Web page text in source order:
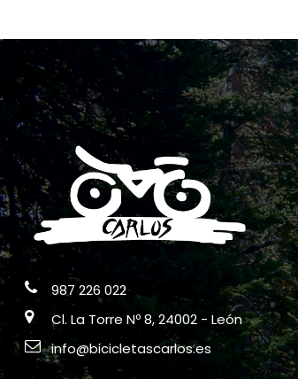
987 226 022
Cl. La Torre Nº 8, 24002 - León
info@bicicletascarlos.es